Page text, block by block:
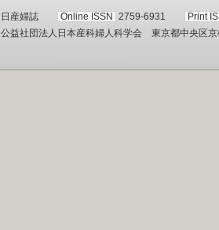
日産婦誌 Online ISSN 2759-6931
Print
公益社団法人日本産科婦人科学会 東京都中央区